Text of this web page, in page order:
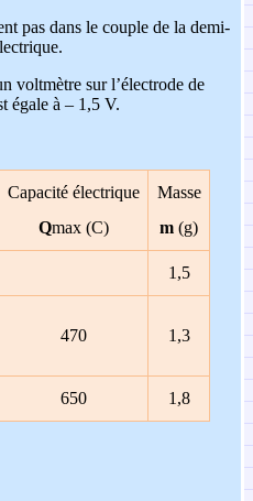
pas dans le couple de la demi-
voltmètre sur l’électrode de
égale à – 1,5 V.
Capacité électrique
Qmax (C)
Masse
m (g)
1,5
470 1,3
650 1,8